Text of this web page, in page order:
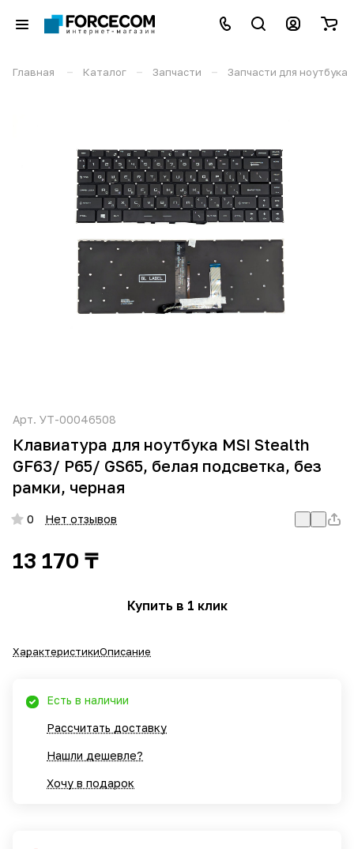
Главная – Каталог – Запчасти – Запчасти для ноутбука
Арт. УТ-00046508
Клавиатура для ноутбука MSI Stealth
GF63/ P65/ GS65, белая подсветка, без
рамки, черная
0 Нет отзывов
13 170 ₸
Купить в 1 клик
ХарактеристикиОписание
Есть в наличии
Рассчитать доставку
Нашли дешевле?
Хочу в подарок